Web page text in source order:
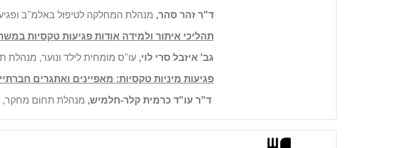
ד"ר זהר סהר, מנהלת המחלקה לטיפול באלמ"ב
תהליכי איתור ולמידה אודות פגיעות טקסיות
גב' איזבל סרי לוי, עו"ס מומחית לילד ונוער, מנהלת
פגיעות מיניות טקסיות: מאפיינים ואתגרים
ד"ר עו"ד כרמית קלר-חלמיש, מנהלת תחום מחקר,